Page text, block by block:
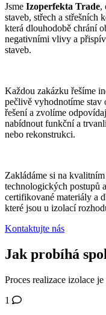
Jsme Izoperfekta Trade,
staveb, střech a střešních
která dlouhodobě chrání
negativními vlivy a
staveb.
Každou zakázku řešíme
pečlivě vyhodnotíme stav
řešení a zvolíme
nabídnout funkční a
nebo rekonstrukci.
Zakládáme si na
technologických postupů
certifikované materiály a
které jsou u izolací
Kontaktujte nás
Jak probíhá
Proces realizace izolace
1